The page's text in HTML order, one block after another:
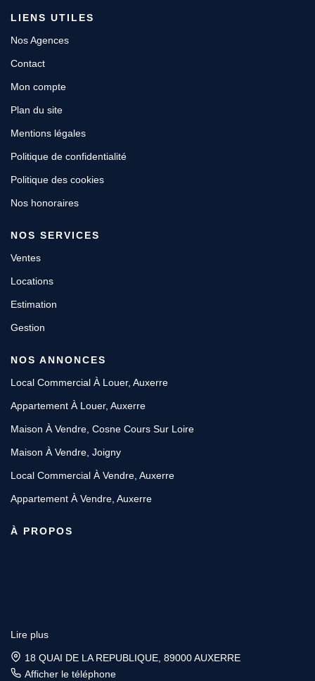
LIENS UTILES
Nos Agences
Contact
Mon compte
Plan du site
Mentions légales
Politique de confidentialité
Politique des cookies
Nos honoraires
NOS SERVICES
Ventes
Locations
Estimation
Gestion
NOS ANNONCES
Local Commercial À Louer, Auxerre
Appartement À Louer, Auxerre
Maison À Vendre, Cosne Cours Sur Loire
Maison À Vendre, Joigny
Local Commercial À Vendre, Auxerre
Appartement À Vendre, Auxerre
À PROPOS
Lire plus
18 QUAI DE LA REPUBLIQUE, 89000 AUXERRE
Afficher le téléphone